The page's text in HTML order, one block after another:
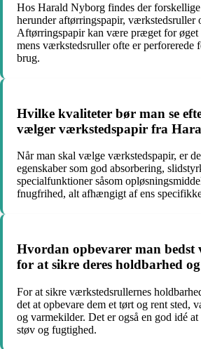
Hos Harald Nyborg findes der
herunder aftørringspapir, værkstedsruller
Aftørringspapir kan være præget for øget
mens værkstedsruller ofte er perforerede
brug.
Hvilke kvaliteter bør man se
vælger værkstedspapir fra
Når man skal vælge værkstedspapir, er
egenskaber som god absorbering,
specialfunktioner såsom
fnugfrihed, alt afhængigt af ens
Hvordan opbevarer man
for at sikre deres holdbarhed
For at sikre værkstedsrullernes
det at opbevare dem et tørt og rent sted,
og varmekilder. Det er også en god idé
støv og fugtighed.